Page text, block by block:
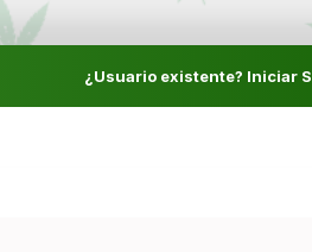
¿Usuario existente? Iniciar